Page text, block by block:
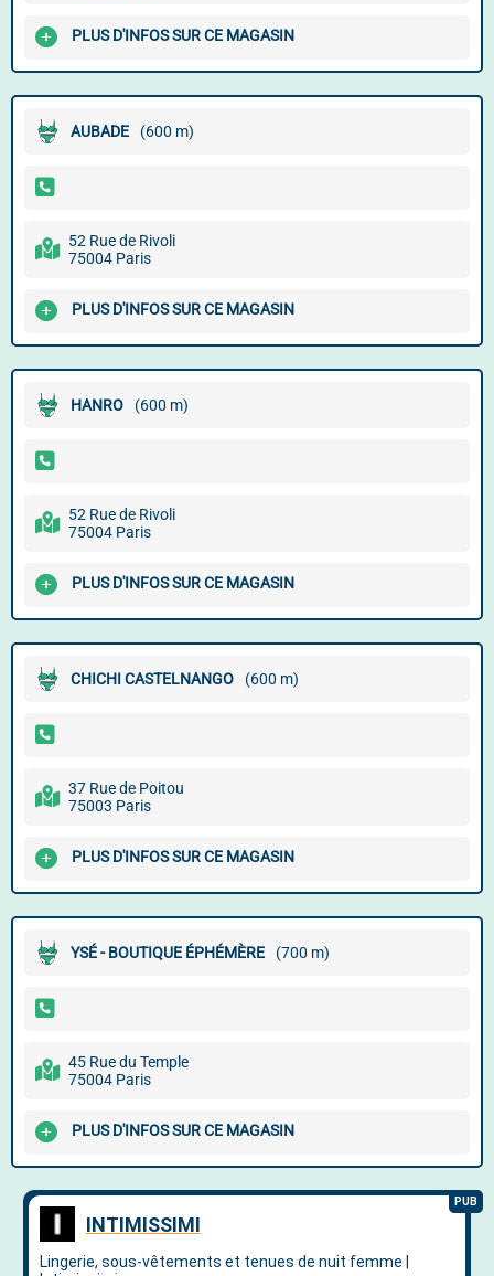
PLUS D'INFOS SUR CE MAGASIN
AUBADE (600 m)
52 Rue de Rivoli
75004 Paris
PLUS D'INFOS SUR CE MAGASIN
HANRO (600 m)
52 Rue de Rivoli
75004 Paris
PLUS D'INFOS SUR CE MAGASIN
CHICHI CASTELNANGO (600 m)
37 Rue de Poitou
75003 Paris
PLUS D'INFOS SUR CE MAGASIN
YSÉ - BOUTIQUE ÉPHÉMÈRE (700 m)
45 Rue du Temple
75004 Paris
PLUS D'INFOS SUR CE MAGASIN